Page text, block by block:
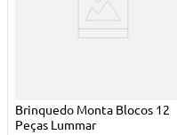
Brinquedo Monta Blocos 12
Peças Lummar